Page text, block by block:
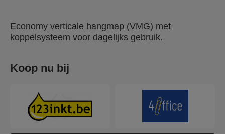
Economy verticale hangmap (VMG) met
koppelsysteem voor dagelijks gebruik.
Koop nu bij